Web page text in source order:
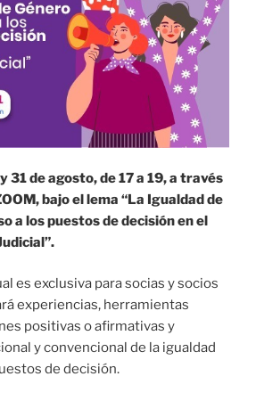
31 de agosto, de 17 a 19, a través
bajo el lema “La Igualdad de
a los puestos de decisión en el
es exclusiva para socias y socios
experiencias, herramientas
positivas o afirmativas y
y convencional de la igualdad
de decisión.